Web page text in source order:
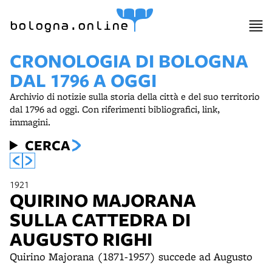
bologna.online
CRONOLOGIA DI BOLOGNA
DAL 1796 A OGGI
Archivio di notizie sulla storia della città e del suo territorio
dal 1796 ad oggi. Con riferimenti bibliografici, link,
immagini.
CERCA
1921
QUIRINO MAJORANA
SULLA CATTEDRA DI
AUGUSTO RIGHI
Quirino Majorana (1871-1957) succede ad Augusto